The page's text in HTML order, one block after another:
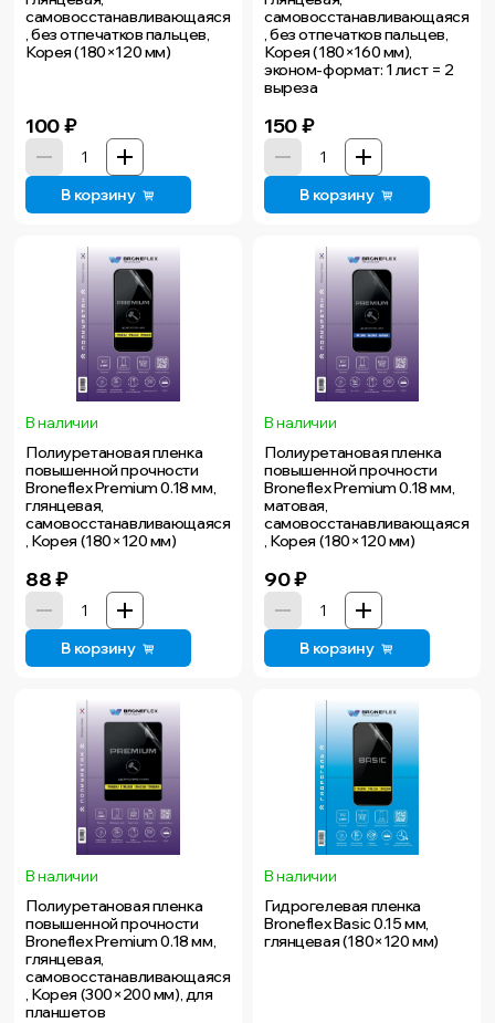
самовосстанавливающаяся
, без отпечатков пальцев,
Корея (180×120 мм)
100₽
В корзину
самовосстанавливающаяся
, без отпечатков пальцев,
Корея (180×160 мм),
эконом-формат: 1 лист = 2
выреза
150₽
В корзину
В наличии
Полиуретановая пленка
повышенной прочности
Broneflex Premium 0.18 мм,
глянцевая,
самовосстанавливающаяся
, Корея (180×120 мм)
88₽
В корзину
В наличии
Полиуретановая пленка
повышенной прочности
Broneflex Premium 0.18 мм,
матовая,
самовосстанавливающаяся
, Корея (180×120 мм)
90₽
В корзину
В наличии
Полиуретановая пленка
повышенной прочности
Broneflex Premium 0.18 мм,
глянцевая,
самовосстанавливающаяся
, Корея (300×200 мм), для
планшетов
В наличии
Гидрогелевая пленка
Broneflex Basic 0.15 мм,
глянцевая (180×120 мм)